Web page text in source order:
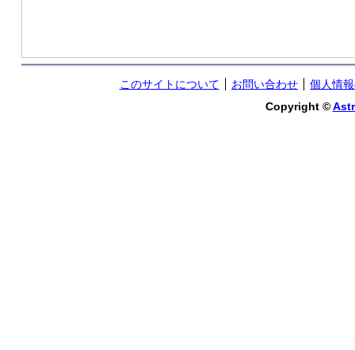
このサイトについて お問い合わせ
個人情
Copyright ©